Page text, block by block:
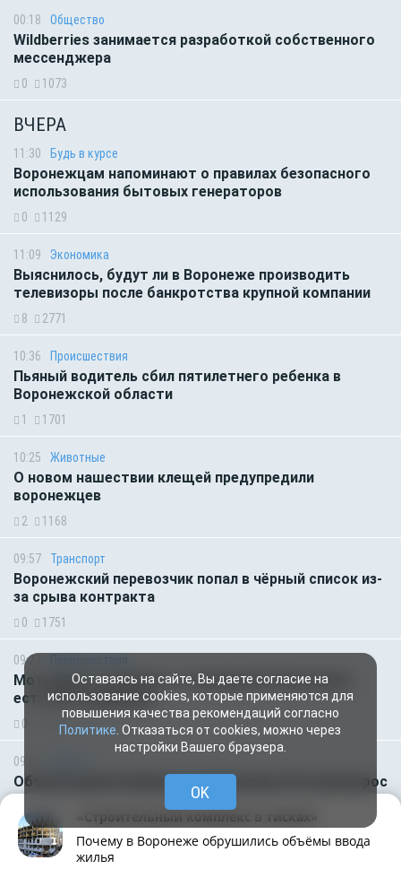
00:18 Общество
Wildberries занимается разработкой собственного
мессенджера
0 1073
ВЧЕРА
11:30 Будь в курсе
Воронежцам напоминают о правилах безопасного
использования бытовых генераторов
0 1129
11:09 Экономика
Выяснилось, будут ли в Воронеже производить
телевизоры после банкротства крупной компании
8 2771
10:36 Происшествия
Пьяный водитель сбил пятилетнего ребенка в
Воронежской области
1 1701
10:25 Животные
О новом нашествии клещей предупредили
воронежцев
2 1168
09:57 Транспорт
Воронежский перевозчик попал в чёрный список из-
за срыва контракта
0 1751
09:27 Происшествия
Мотоцикл столкнулся с иномаркой в Воронеже:
есть пострадавшие
0 1735
09:00
Объем выдачи кредитов наличными в России вырос
0 668
Происшествия
«Строительный комплекс в тисках»
Почему в Воронеже обрушились объёмы ввода
жилья
Оставаясь на сайте, Вы даете согласие на
использование cookies, которые применяются для
повышения качества рекомендаций согласно
Политике . Отказаться от cookies, можно через
настройки Вашего браузера.
OK